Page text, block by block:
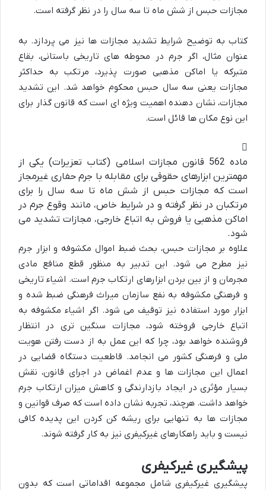
مجازات حبس از شش ماه تا سه سال را در نظر گرفته است.
کتاب به توضیح شرایط تشدید مجازات ها نیز می پردازد. به
عنوان مثال، اگر جرم در محوطه های تاریخی باستانی، بقاع
متبرکه یا اماکن مذهبی صورت پذیرد، مرتکب به حداکثر
مجازات یعنی سه سال حبس محکوم خواهد شد. این تشدید
مجازات، نشان دهنده اهمیت ویژه ای است که قانون گذار برای
این نوع مکان ها قائل است.
ماده 562 قانون مجازات اسلامی (کتاب تعزیرات) یکی از
مهمترین ابزارهای حقوقی برای مقابله با جرم حفاری غیرمجاز
است که مجازات حبس از شش ماه تا سه سال را برای
مرتکبان در نظر گرفته و در شرایط خاص، مانند وقوع جرم در
اماکن مذهبی یا فروش به اتباع خارجی، مجازات تشدید می
شود.
علاوه بر مجازات حبس، بحث ضبط اموال مکشوفه و ابزار جرم
نیز مطرح می شود. این تدبیر به منظور قطع منافع مادی
مجرمان و از بین بردن ابزارهای ارتکاب جرم است. اشیاء تاریخی
و فرهنگی مکشوفه به نفع سازمان میراث فرهنگی ضبط شده و
ابزار مورد استفاده نیز توقیف می شود. اگر اشیاء مکشوفه به
اتباع خارجی فروخته شود، مجازات سنگین تری در انتظار
فروشنده خواهد بود، چرا که این عمل به از دست رفتن هویت
ملی و فرهنگی کشور می انجامد. قاطعیت دستگاه قضایی در
اعمال این مجازات ها و عدم اغماض در اجرای قانون، نقش
بسیار مؤثری در ایجاد بازدارندگی و کاهش میزان ارتکاب جرم
خواهد داشت. هرچند، تجربه نشان داده است که صرف قوانین و
مجازات ها به تنهایی برای ریشه کن کردن این پدیده کافی
نیست و باید راهکارهای غیرکیفری نیز به کار گرفته شوند.
پیشگیری غیرکیفری
پیشگیری غیرکیفری شامل مجموعه اقداماتی است که بدون